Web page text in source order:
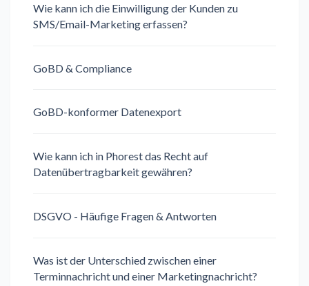
Wie kann ich die Einwilligung der Kunden zu
SMS/Email-Marketing erfassen?
GoBD & Compliance
GoBD-konformer Datenexport
Wie kann ich in Phorest das Recht auf
Datenübertragbarkeit gewähren?
DSGVO - Häufige Fragen & Antworten
Was ist der Unterschied zwischen einer
Terminnachricht und einer Marketingnachricht?